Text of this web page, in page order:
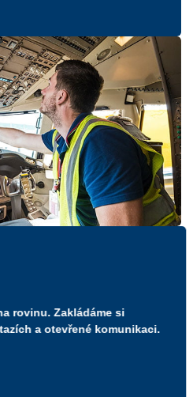
rovinu. Zakládáme si
a otevřené komunikaci.